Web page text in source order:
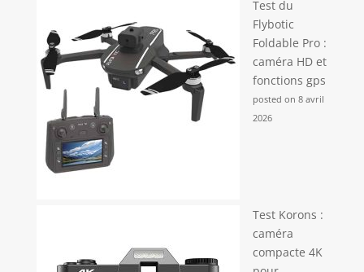
papier collant HP ZINK 2x3 "dans votre
autocollants résistants aux taches.
Test du
Flybotic
Foldable Pro :
caméra HD et
fonctions gps
posted on 8 avril
2026
Test Korons :
caméra
compacte 4K